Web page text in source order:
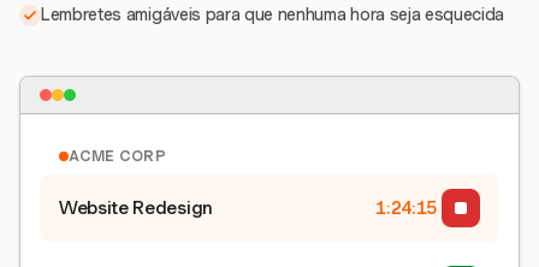
Lembretes amigáveis para que nenhuma hora seja esquecida
ACME CORP
Website Redesign 1:24:16